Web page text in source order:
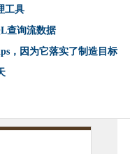
工具
查询流数据
，因为它落实了制造目标